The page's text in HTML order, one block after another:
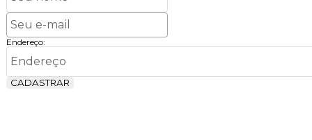
Endereço:
CADASTRAR